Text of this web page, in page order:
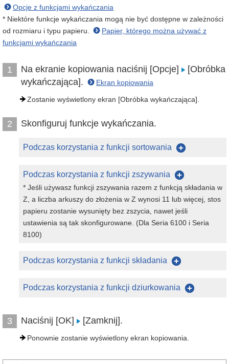
Opcje z funkcjami wykańczania
* Niektóre funkcje wykańczania mogą nie być dostępne w zależności
od rozmiaru i typu papieru.
Papier, którego można używać z
funkcjami wykańczania
1 Na ekranie kopiowania naciśnij [Opcje]
[Obróbka
wykańczająca].
Ekran kopiowania
Zostanie wyświetlony ekran [Obróbka wykańczająca].
2 Skonfiguruj funkcje wykańczania.
Podczas korzystania z funkcji sortowania
Podczas korzystania z funkcji zszywania
* Jeśli używasz funkcji zszywania razem z funkcją składania w
Z, a liczba arkuszy do złożenia w Z wynosi 11 lub więcej, stos
papieru zostanie wysunięty bez zszycia, nawet jeśli
ustawienia są tak skonfigurowane. (Dla Seria 6100 i Seria
8100)
Podczas korzystania z funkcji składania
Podczas korzystania z funkcji dziurkowania
3 Naciśnij [OK] [Zamknij].
Ponownie zostanie wyświetlony ekran kopiowania.